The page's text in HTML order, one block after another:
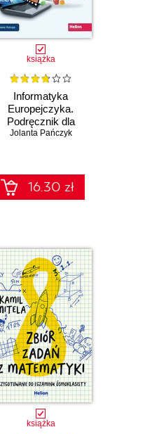
książka
Informatyka
Europejczyka.
Podręcznik dla
szkoły
II)
Jolanta Pańczyk
16.30 zł
książka